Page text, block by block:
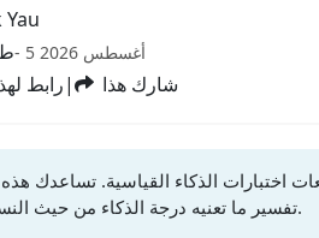
- 5 أغسطس 2026
رابط| شارك هذا
اختبارات الذكاء القياسية. تساعدك
تفسير ما تعنيه درجة الذكاء من حيث النسبة المئوية للسكان.